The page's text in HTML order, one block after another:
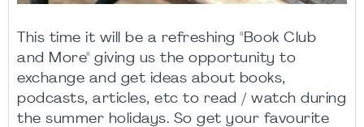
This time it will be a refreshing "Book Club
and More" giving us the opportunity to
exchange and get ideas about books,
podcasts, articles, etc to read / watch during
the summer holidays. So get your favourite